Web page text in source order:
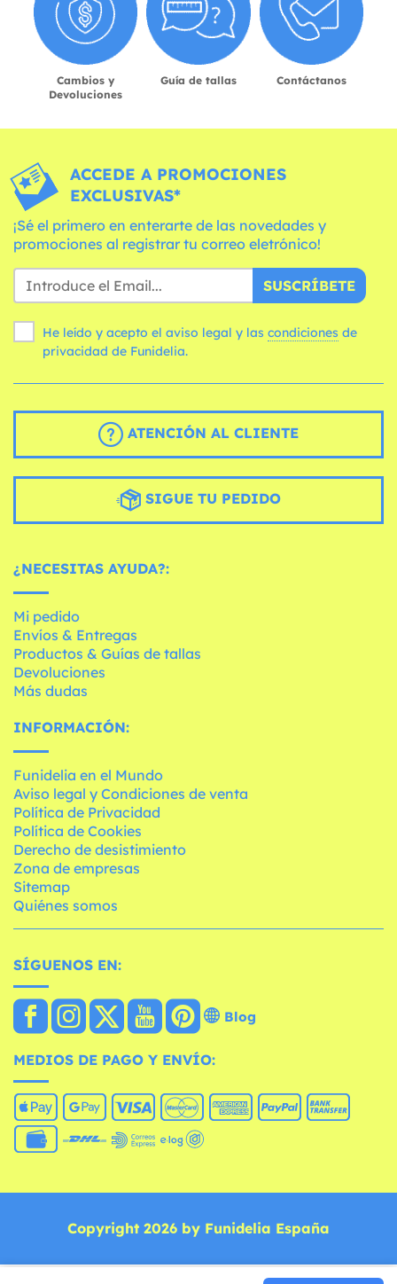
Cambios y
Devoluciones
Guía de tallas Contáctanos
ACCEDE A PROMOCIONES
EXCLUSIVAS*
¡Sé el primero en enterarte de las novedades y
promociones al registrar tu correo eletrónico!
SUSCRÍBETE
He leído y acepto el aviso legal y las condiciones
privacidad de Funidelia.
ATENCIÓN AL CLIENTE
SIGUE TU PEDIDO
¿NECESITAS AYUDA?:
Mi pedido
Envíos & Entregas
Productos & Guías de tallas
Devoluciones
Más dudas
INFORMACIÓN:
Funidelia en el Mundo
Aviso legal y Condiciones de venta
Política de Privacidad
Política de Cookies
Derecho de desistimiento
Zona de empresas
Sitemap
Quiénes somos
SÍGUENOS EN:
Blog
MEDIOS DE PAGO Y ENVÍO:
Copyright 2026 by Funidelia España